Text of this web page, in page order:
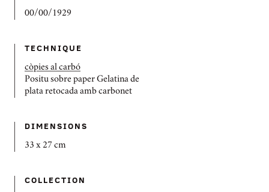
00/00/1929
TECHNIQUE
còpies al carbó
Positu sobre paper Gelatina de
plata retocada amb carbonet
DIMENSIONS
33 x 27 cm
COLLECTION